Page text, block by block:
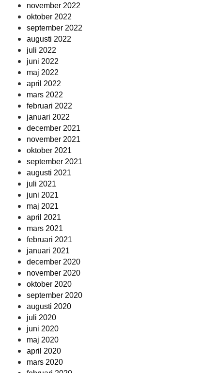
november 2022
oktober 2022
september 2022
augusti 2022
juli 2022
juni 2022
maj 2022
april 2022
mars 2022
februari 2022
januari 2022
december 2021
november 2021
oktober 2021
september 2021
augusti 2021
juli 2021
juni 2021
maj 2021
april 2021
mars 2021
februari 2021
januari 2021
december 2020
november 2020
oktober 2020
september 2020
augusti 2020
juli 2020
juni 2020
maj 2020
april 2020
mars 2020